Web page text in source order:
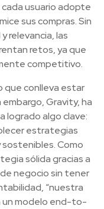
usuario adopte
sus compras. Sin
relevancia, las
retos, ya que
competitivo.
que conlleva estar
Gravity, ha
logrado algo clave:
estrategias
Como
sólida gracias a
negocio sin tener
“nuestra
un modelo end-to-